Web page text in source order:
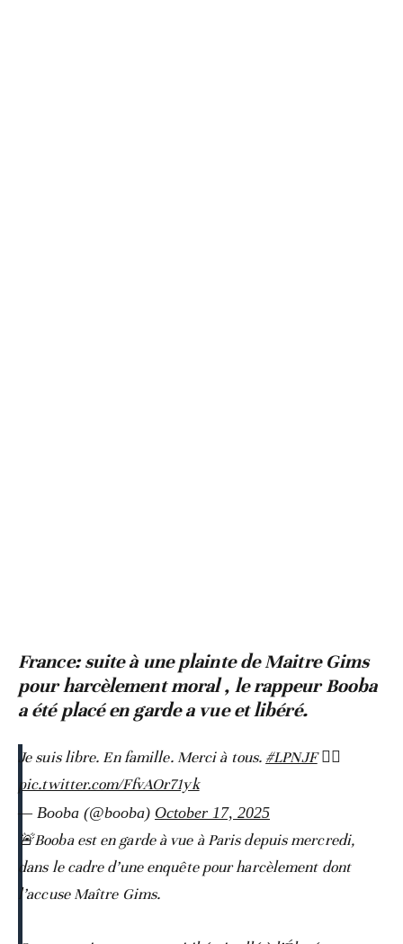
France: suite à une plainte de Maitre Gims
pour harcèlement moral , le rappeur Booba
a été placé en garde a vue et libéré.
Je suis libre. En famille. Merci à tous. #LPNJF🏴‍☠️
pic.twitter.com/FfvAOr71yk
— Booba (@booba) October 17, 2025
🚨Booba est en garde à vue à Paris depuis mercredi,
dans le cadre d’une enquête pour harcèlement dont
l’accuse Maître Gims.